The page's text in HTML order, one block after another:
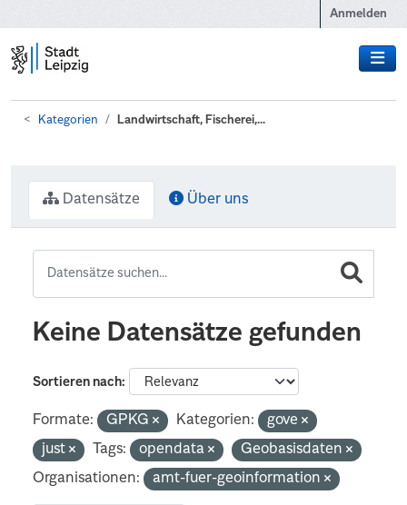
Anmelden
Kategorien Landwirtschaft, Fischerei,...
Datensätze Über uns
Keine Datensätze gefunden
Sortieren nach
Formate: GPKG Kategorien:
gove
just
Tags: opendata
Geobasisdaten
Organisationen:
amt-fuer-geoinformation